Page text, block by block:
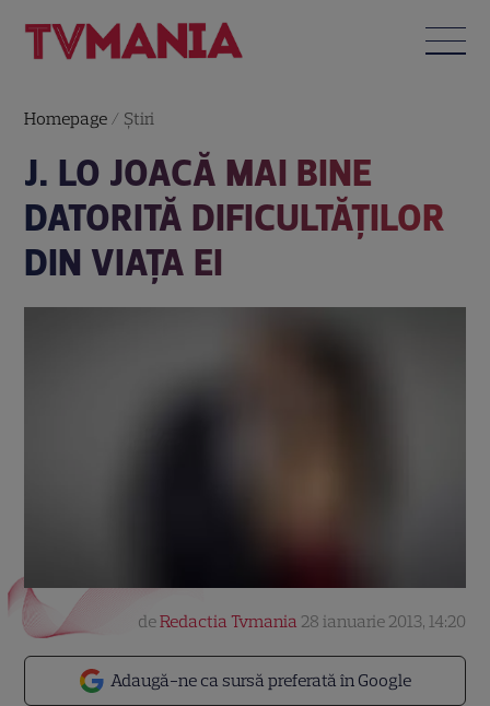
Homepage / Știri
J. LO JOACĂ MAI BINE
DATORITĂ DIFICULTĂŢILOR
DIN VIAŢA EI
Adaugă-ne ca sursă preferată în Google
deRedactia Tvmania 28 ianuarie 2013, 14:20